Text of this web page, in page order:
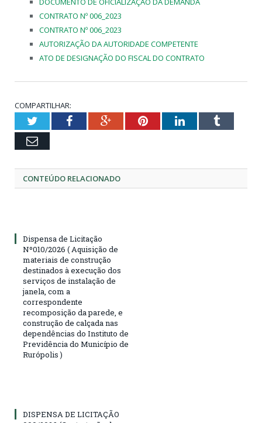
CONTRATO Nº 006_2023
CONTRATO Nº 006_2023
AUTORIZAÇÃO DA AUTORIDADE COMPETENTE
ATO DE DESIGNAÇÃO DO FISCAL DO CONTRATO
COMPARTILHAR:
TwitterFacebookGoogle+PinterestLinkedInTumblr
Email
CONTEÚDO RELACIONADO
Dispensa de Licitação
Nº010/2026 ( Aquisição de
materiais de construção
destinados à execução dos
serviços de instalação de
janela, com a
correspondente
recomposição da parede, e
construção de calçada nas
dependências do Instituto de
Previdência do Município de
Rurópolis )
DISPENSA DE LICITAÇÃO